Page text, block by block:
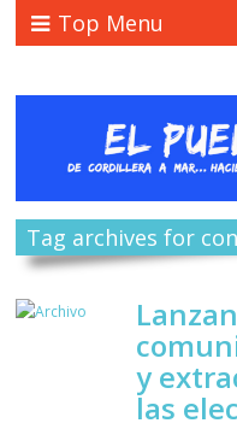
Top Menu
Tag archives for
y
las